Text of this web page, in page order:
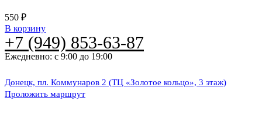
550 ₽
В корзину
+7 (949) 853-63-87
Ежедневно: с 9:00 до 19:00
Донецк, пл. Коммунаров 2 (ТЦ «Золотое кольцо», 3 этаж)
Проложить маршрут